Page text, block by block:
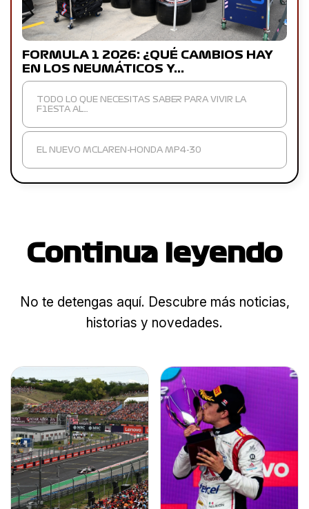
FORMULA 1 2026: ¿QUÉ CAMBIOS HAY
EN LOS NEUMÁTICOS Y…
TODO LO QUE NECESITAS SABER PARA VIVIR LA
F1ESTA AL…
EL NUEVO MCLAREN-HONDA MP4-30
Continua leyendo
No te detengas aquí. Descubre más noticias,
historias y novedades.